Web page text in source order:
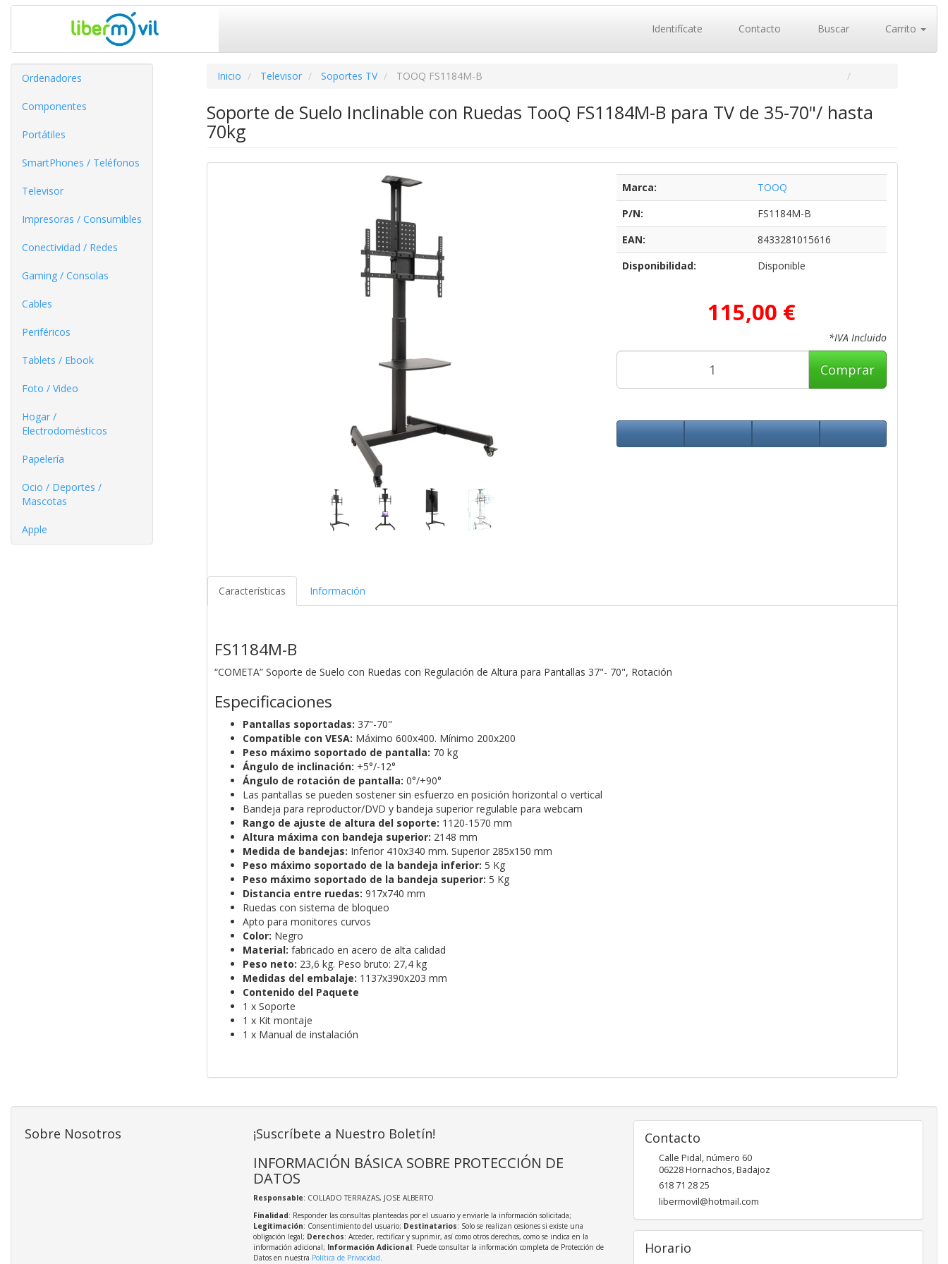
Identifícate Contacto Buscar Carrito
Ordenadores
Componentes
Portátiles
SmartPhones / Teléfonos
Televisor
Impresoras / Consumibles
Conectividad / Redes
Gaming / Consolas
Cables
Periféricos
Tablets / Ebook
Foto / Video
Hogar /
Electrodomésticos
Papelería
Ocio / Deportes /
Mascotas
Apple
Inicio Televisor Soportes TV TOOQ FS1184M-B
Soporte de Suelo Inclinable con Ruedas TooQ FS1184M-B para TV de 35-70"/ hasta
70kg
Marca:
TOOQ
P/N:
FS1184M-B
EAN:
8433281015616
Disponibilidad:
Disponible
115,00 €
*IVA Incluido
Comprar
Características Información
FS1184M-B
“COMETA” Soporte de Suelo con Ruedas con Regulación de Altura para Pantallas 37"- 70", Rotación
Especificaciones
Pantallas soportadas: 37"-70"
Compatible con VESA: Máximo 600x400. Mínimo 200x200
Peso máximo soportado de pantalla: 70 kg
Ángulo de inclinación: +5°/-12°
Ángulo de rotación de pantalla: 0°/+90°
Las pantallas se pueden sostener sin esfuerzo en posición horizontal o vertical
Bandeja para reproductor/DVD y bandeja superior regulable para webcam
Rango de ajuste de altura del soporte: 1120-1570 mm
Altura máxima con bandeja superior: 2148 mm
Medida de bandejas: Inferior 410x340 mm. Superior 285x150 mm
Peso máximo soportado de la bandeja inferior: 5 Kg
Peso máximo soportado de la bandeja superior: 5 Kg
Distancia entre ruedas: 917x740 mm
Ruedas con sistema de bloqueo
Apto para monitores curvos
Color: Negro
Material: fabricado en acero de alta calidad
Peso neto: 23,6 kg. Peso bruto: 27,4 kg
Medidas del embalaje: 1137x390x203 mm
Contenido del Paquete
1 x Soporte
1 x Kit montaje
1 x Manual de instalación
Sobre Nosotros ¡Suscríbete a Nuestro Boletín!
INFORMACIÓN BÁSICA SOBRE PROTECCIÓN DE
DATOS
Responsable: COLLADO TERRAZAS, JOSE ALBERTO
Finalidad: Responder las consultas planteadas por el usuario y enviarle la información solicitada;
Legitimación: Consentimiento del usuario; Destinatarios: Solo se realizan cesiones si existe una
obligación legal; Derechos: Acceder, rectificar y suprimir, así como otros derechos, como se indica en la
información adicional; Información Adicional: Puede consultar la información completa de Protección de
Datos en nuestra Política de Privacidad.
Contacto
Calle Pidal, número 60
06228Hornachos,Badajoz
618 71 28 25
libermovil@hotmail.com
Horario